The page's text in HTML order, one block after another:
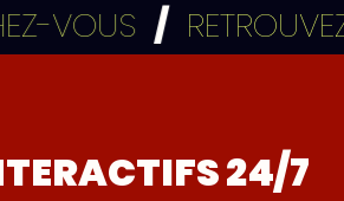
/ RETROUVEZ
24/7